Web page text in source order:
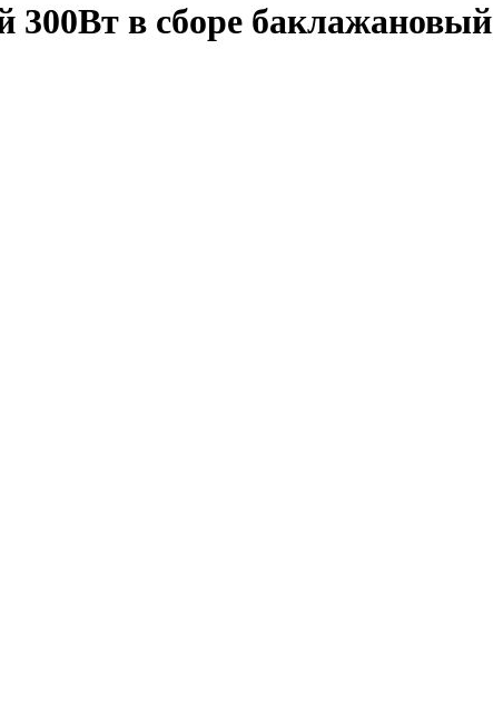
300Вт в сборе баклажановый